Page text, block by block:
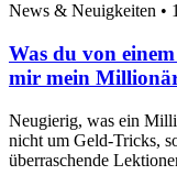
News & Neuigkeiten •
Was du von
mir mein
Neugierig, was ein
nicht um Geld-Tricks,
überraschende